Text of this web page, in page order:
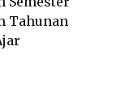
Tahunan